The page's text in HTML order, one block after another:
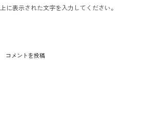
上に表示された文字を入力してください。